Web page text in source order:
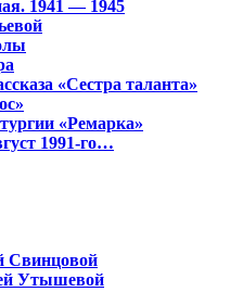
1941 — 1945
«Сестра таланта»
«Ремарка»
1991-го…
Свинцовой
Утышевой